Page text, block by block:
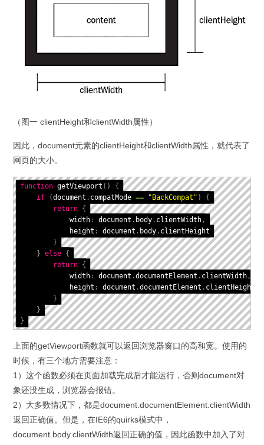
（图一 clientHeight和clientWidth属性）
因此，document元素的clientHeight和clientWidth属性，就代表了
网页的大小。
function getViewport ( )
{
if
(document . compatMode == "BackCompat" )
{
return {
            width
: document . body. clientWidth,
            height
: document . body. clientHeight
}
} else {
return {
            width
: document .documentElement . clientWidth,
            height
: document .documentElement . clientHeight
}
}
}
上面的getViewport函数就可以返回浏览器窗口的高和宽。使用的
时候，有三个地方需要注意：
1）这个函数必须在页面加载完成后才能运行，否则document对
象还没生成，浏览器会报错。
2）大多数情况下，都是document.documentElement.clientWidth
返回正确值。但是，在IE6的quirks模式中，
document.body.clientWidth返回正确的值，因此函数中加入了对